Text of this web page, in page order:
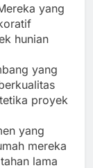
yang
hunian
yang
proyek
yang
mereka
lama